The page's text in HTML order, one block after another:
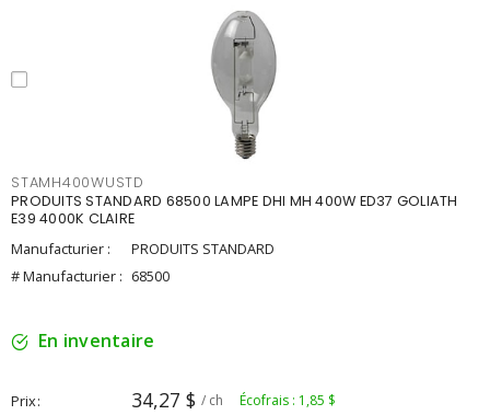
STAMH400WUSTD
PRODUITS STANDARD 68500 LAMPE DHI MH 400W ED37 GOLIATH
E39 4000K CLAIRE
Manufacturier :
PRODUITS STANDARD
# Manufacturier : 68500
En inventaire
Prix 34,27 $ / ch Écofrais : 1,85 $